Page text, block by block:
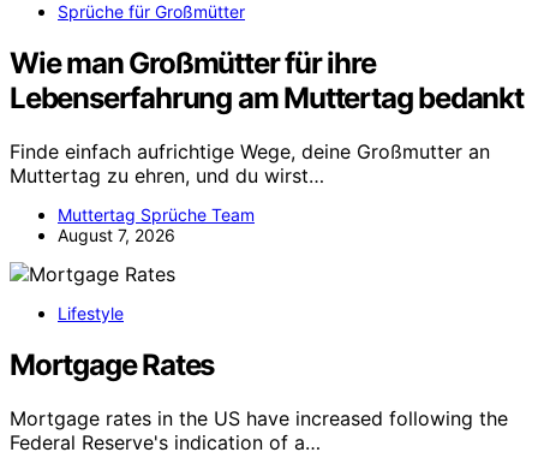
Sprüche für Großmütter
Wie man Großmütter für ihre
Lebenserfahrung am Muttertag bedankt
Finde einfach aufrichtige Wege, deine Großmutter an
Muttertag zu ehren, und du wirst…
Muttertag Sprüche Team
August 7, 2026
Lifestyle
Mortgage Rates
Mortgage rates in the US have increased following the
Federal Reserve's indication of a…